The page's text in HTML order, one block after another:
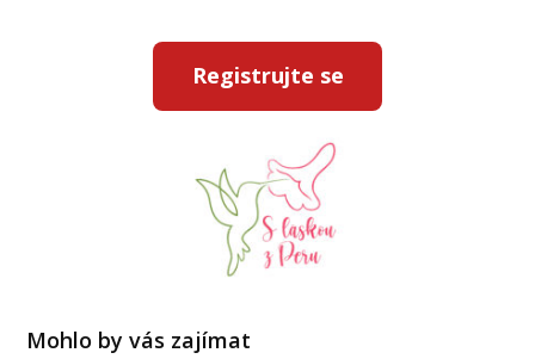
Registrujte se
Mohlo by vás zajímat